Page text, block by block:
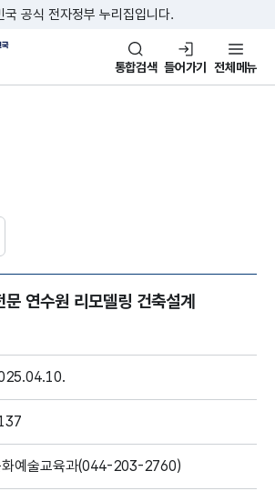
본문 바로가기
주메뉴 바로가기
국 공식 전자정부 누리집입니다.
부
인 나라, 함께 행복
통합검색 들어가기 전체메뉴
텐츠 설정하기
연수원 리모델링 건축설계
예술교육과(044-203-2760)